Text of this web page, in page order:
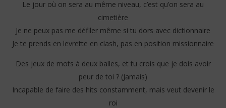
NOW VIEWING
Vano Baby – Rappeur Apoutchou (Réponse à Crisba
27
février
Le jour où on sera au même niveau, c’est qu’on sera au
cimetière
Je ne peux pas me défiler même si tu dors avec dictionnaire
Je te prends en levrette en clash, pas en position missionnaire
Des jeux de mots à deux balles, et tu crois que je dois avoir
peur de toi ? (Jamais)
Incapable de faire des hits constamment, mais veut devenir le
roi